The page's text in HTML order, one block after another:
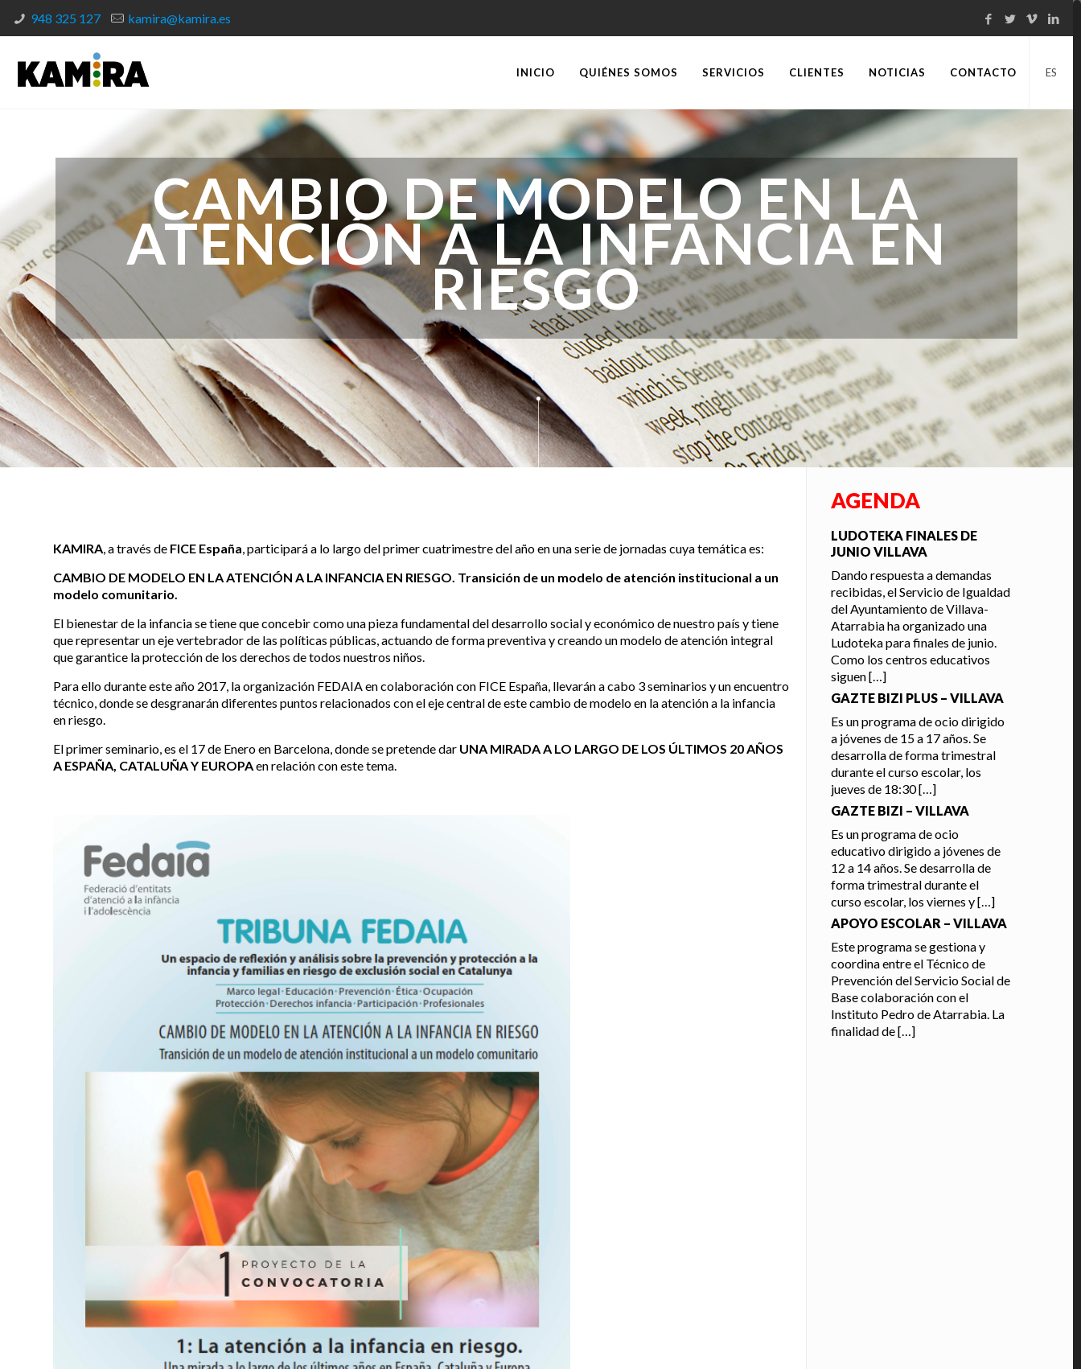
948 325 127 kamira@kamira.es
INICIO QUIÉNES SOMOS SERVICIOS CLIENTES NOTICIAS CONTACTO ES
CAMBIO DE MODELO EN LA
ATENCIÓN A LA INFANCIA EN
RIESGO
KAMIRA, a través de FICE España, participará a lo largo del primer cuatrimestre del año en una serie de jornadas cuya temática es:
CAMBIO DE MODELO EN LA ATENCIÓN A LA INFANCIA EN RIESGO. Transición de un modelo de atención institucional a un
modelo comunitario.
El bienestar de la infancia se tiene que concebir como una pieza fundamental del desarrollo social y económico de nuestro país y tiene
que representar un eje vertebrador de las políticas públicas, actuando de forma preventiva y creando un modelo de atención integral
que garantice la protección de los derechos de todos nuestros niños.
Para ello durante este año 2017, la organización FEDAIA en colaboración con FICE España, llevarán a cabo 3 seminarios y un encuentro
técnico, donde se desgranarán diferentes puntos relacionados con el eje central de este cambio de modelo en la atención a la infancia
en riesgo.
El primer seminario, es el 17 de Enero en Barcelona, donde se pretende dar UNA MIRADA A LO LARGO DE LOS ÚLTIMOS 20 AÑOS
A ESPAÑA, CATALUÑA Y EUROPAen relación con este tema.
AGENDA
LUDOTEKA FINALES DE
JUNIO VILLAVA
Dando respuesta a demandas
recibidas, el Servicio de Igualdad
del Ayuntamiento de Villava-
Atarrabia ha organizado una
Ludoteka para finales de junio.
Como los centros educativos
siguen[…]
GAZTE BIZI PLUS – VILLAVA
Es un programa de ocio dirigido
a jóvenes de 15 a 17 años. Se
desarrolla de forma trimestral
durante el curso escolar, los
jueves de 18:30[…]
GAZTE BIZI – VILLAVA
Es un programa de ocio
educativo dirigido a jóvenes de
12 a 14 años. Se desarrolla de
forma trimestral durante el
curso escolar, los viernes y[…]
APOYO ESCOLAR – VILLAVA
Este programa se gestiona y
coordina entre el Técnico de
Prevención del Servicio Social de
Base colaboración con el
Instituto Pedro de Atarrabia. La
finalidad de[…]